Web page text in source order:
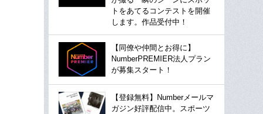
トをあてるコンテストを開催
します。作品受付中！
【同僚や仲間とお得に】
NumberPREMIER法人プラン
が募集スタート！
【登録無料】Numberメールマ
ガジン好評配信中。スポーツ